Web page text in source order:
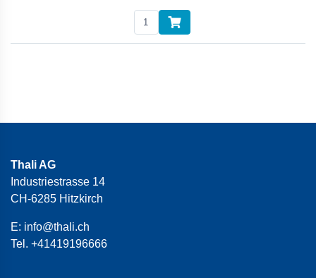
Thali AG
Industriestrasse 14
CH-6285 Hitzkirch
E: info@thali.ch
Tel. +41419196666